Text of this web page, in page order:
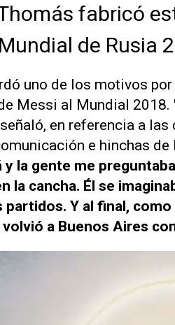
fabricó
de Rusia
uno de los motivos
Messi al Mundial 2018.
en referencia a
e hinchas de
y la gente me
la cancha. Él se
partidos. Y al final,
a Buenos Aires